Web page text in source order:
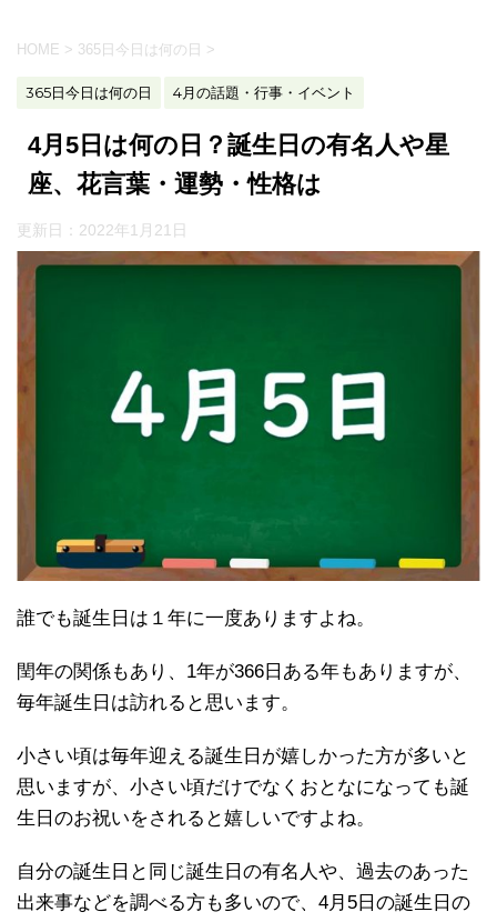
HOME > 365日今日は何の日 >
365日今日は何の日 4月の話題・行事・イベント
4月5日は何の日？誕生日の有名人や星
座、花言葉・運勢・性格は
更新日： 2022年1月21日
誰でも誕生日は１年に一度ありますよね。
閏年の関係もあり、1年が366日ある年もありますが、
毎年誕生日は訪れると思います。
小さい頃は毎年迎える誕生日が嬉しかった方が多いと
思いますが、小さい頃だけでなくおとなになっても誕
生日のお祝いをされると嬉しいですよね。
自分の誕生日と同じ誕生日の有名人や、過去のあった
出来事などを調べる方も多いので、4月5日の誕生日の